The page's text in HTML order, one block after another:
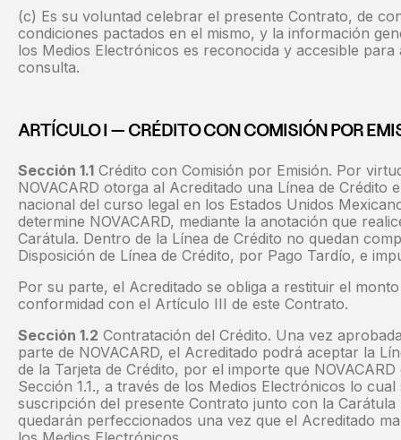
(c) Es su voluntad celebrar el presente Contrato, de
condiciones pactados en el mismo, y la información
los Medios Electrónicos es reconocida y accesible
consulta.
ARTÍCULO I — CRÉDITO CON COMISIÓN POR
Sección 1.1 Crédito con Comisión por Emisión. Por
NOVACARD otorga al Acreditado una Línea de Crédito
nacional del curso legal en los Estados Unidos
determine NOVACARD, mediante la anotación que
Carátula. Dentro de la Línea de Crédito no quedan
Disposición de Línea de Crédito, por Pago Tardío, e
Por su parte, el Acreditado se obliga a restituir el
conformidad con el Artículo III de este Contrato.
Sección 1.2 Contratación del Crédito. Una vez
parte de NOVACARD, el Acreditado podrá aceptar la
de la Tarjeta de Crédito, por el importe que
Sección 1.1., a través de los Medios Electrónicos lo
suscripción del presente Contrato junto con la
quedarán perfeccionados una vez que el Acreditado